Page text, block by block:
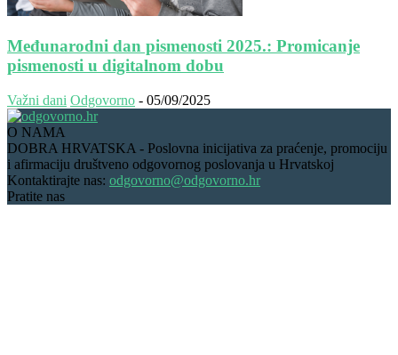
Međunarodni dan pismenosti 2025.: Promicanje
pismenosti u digitalnom dobu
Važni dani Odgovorno - 05/09/2025
O NAMA
DOBRA HRVATSKA - Poslovna inicijativa za praćenje, promociju
i afirmaciju društveno odgovornog poslovanja u Hrvatskoj
Kontaktirajte nas: odgovorno@odgovorno.hr
Pratite nas